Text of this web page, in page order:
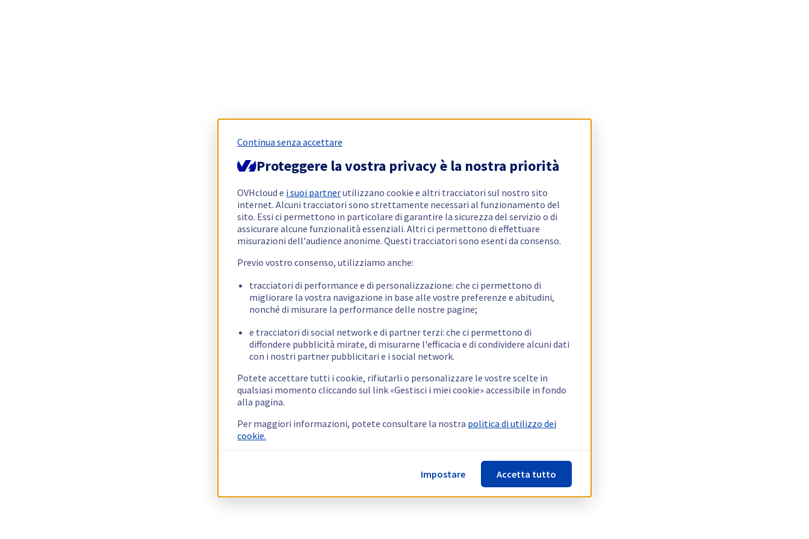
Continua senza accettare
Proteggere la vostra privacy è la nostra priorità
OVHcloud e i suoi partnerutilizzano cookie e altri tracciatori sul nostro sito
internet. Alcuni tracciatori sono strettamente necessari al funzionamento del
sito. Essi ci permettono in particolare di garantire la sicurezza del servizio o di
assicurare alcune funzionalità essenziali. Altri ci permettono di effettuare
misurazioni dell'audience anonime. Questi tracciatori sono esenti da consenso.
Previo vostro consenso, utilizziamo anche:
tracciatori di performance e di personalizzazione: che ci permettono di
migliorare la vostra navigazione in base alle vostre preferenze e abitudini,
nonché di misurare la performance delle nostre pagine;
e tracciatori di social network e di partner terzi: che ci permettono di
diffondere pubblicità mirate, di misurarne l'efficacia e di condividere alcuni dati
con i nostri partner pubblicitari e i social network.
Potete accettare tutti i cookie, rifiutarli o personalizzare le vostre scelte in
qualsiasi momento cliccando sul link «Gestisci i miei cookie» accessibile in fondo
alla pagina.
Per maggiori informazioni, potete consultare la nostra politica di utilizzo dei
cookie.
Impostare Accetta tutto